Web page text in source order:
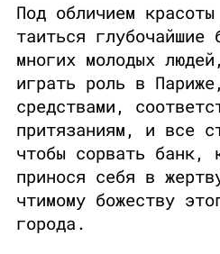
Под обличием
таиться
многих молодых
играть роль в
средствами,
притязаниям, и все
чтобы сорвать банк,
принося себя в
чтимому божеству
города.